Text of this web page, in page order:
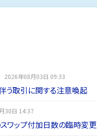
2026年08月03日 09:33
う取引に関する注意喚起
30日 14:37
ワップ付加日数の臨時変更